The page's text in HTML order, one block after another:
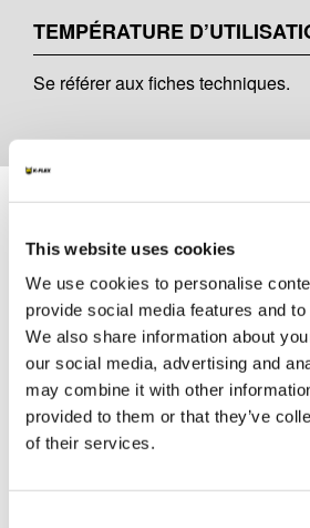
This website uses cookies
We use cookies to personalise
provide social media features and
We also share information about
our social media, advertising and
may combine it with other
provided to them or that they’ve
of their services.
TEMPÉRATURE
Se référer aux fiches techniques.
FR_K-FLEX BEVERAGE
AUTRES